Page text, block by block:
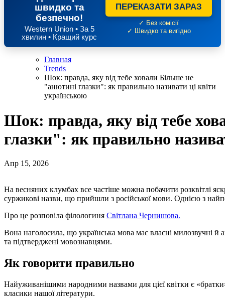
швидко та
безпечно!
Western Union • За 5
хвилин • Кращий курс
ПЕРЕКАЗАТИ ЗАРАЗ
✓ Без комісії
✓ Швидко та вигідно
Главная
Trends
Шок: правда, яку від тебе ховали Більше не
"анютині глазки": як правильно називати ці квіти
українською
Шок: правда, яку від тебе
глазки": як правильно
Апр 15, 2026
На весняних клумбах все частіше можна побачити розквітлі
суржикові назви, що прийшли з російської мови. Однією з
Про це розповіла філологиня Світлана Чернишова.
Вона наголосила, що українська мова має власні милозвучні й
та підтверджені мовознавцями.
Як говорити правильно
Найуживанішими народними назвами для цієї квітки є
класики нашої літератури.